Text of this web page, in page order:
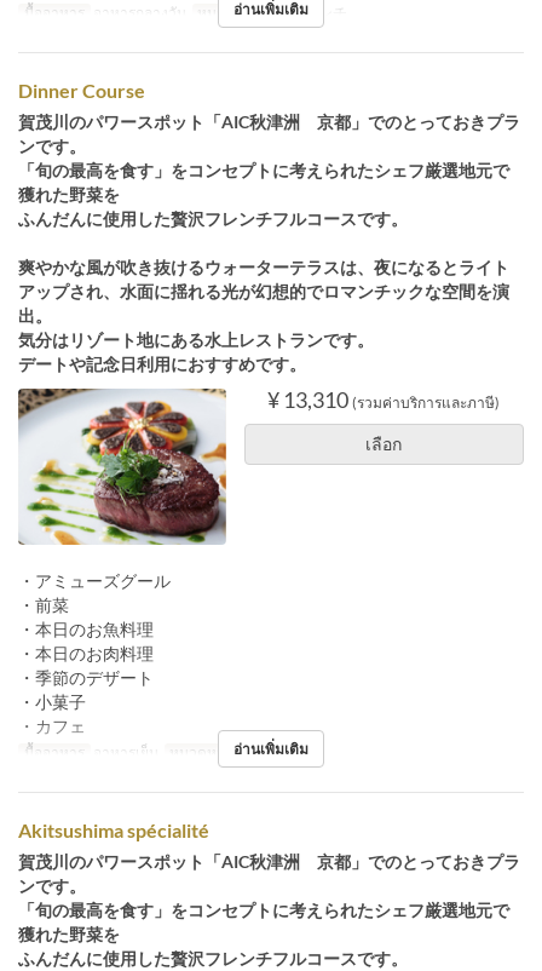
มื้ออาหาร อาหารกลางวัน หมวดหมู่ที่นั่ง フレンチ
อ่านเพิ่มเติม
Dinner Course
賀茂川のパワースポット「AIC秋津洲 京都」でのとっておきプラ
ンです。
「旬の最高を食す」をコンセプトに考えられたシェフ厳選地元で
獲れた野菜を
ふんだんに使用した贅沢フレンチフルコースです。
爽やかな風が吹き抜けるウォーターテラスは、夜になるとライト
アップされ、水面に揺れる光が幻想的でロマンチックな空間を演
出。
気分はリゾート地にある水上レストランです。
デートや記念日利用におすすめです。
¥ 13,310 (รวมค่าบริการและภาษี)
เลือก
・アミューズグール
・前菜
・本日のお魚料理
・本日のお肉料理
・季節のデザート
・小菓子
・カフェ
มื้ออาหาร อาหารเย็น หมวดหมู่ที่นั่ง フレンチ
อ่านเพิ่มเติม
Akitsushima spécialité
賀茂川のパワースポット「AIC秋津洲 京都」でのとっておきプラ
ンです。
「旬の最高を食す」をコンセプトに考えられたシェフ厳選地元で
獲れた野菜を
ふんだんに使用した贅沢フレンチフルコースです。